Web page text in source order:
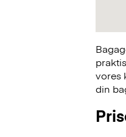
vores
din